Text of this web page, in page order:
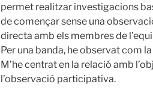
permet realitzar investigacions
de començar sense una
directa amb els membres de
Per una banda, he observat com
M’he centrat en la relació amb
l’observació participativa.